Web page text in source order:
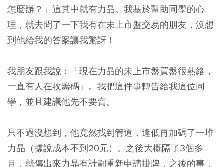
怎麼辦？」這其中就有力晶。我基於幫助同學的心
理，就去問了一下我有在未上市盤交易的朋友，沒想
到他給我的答案讓我驚訝！
我朋友跟我說：
「現在力晶的未上市盤買盤很熱絡，
一直有人在收籌碼」。我把這件事轉告給我這位同
學，並且建議他先不要賣。
只不過沒想到，他竟然找到管道，逢低再加碼了一堆
力晶（據說成本不到20元）。 之後大概隔了3個多
月，就傳出來力晶有計劃重新申請掛牌，之後的事，